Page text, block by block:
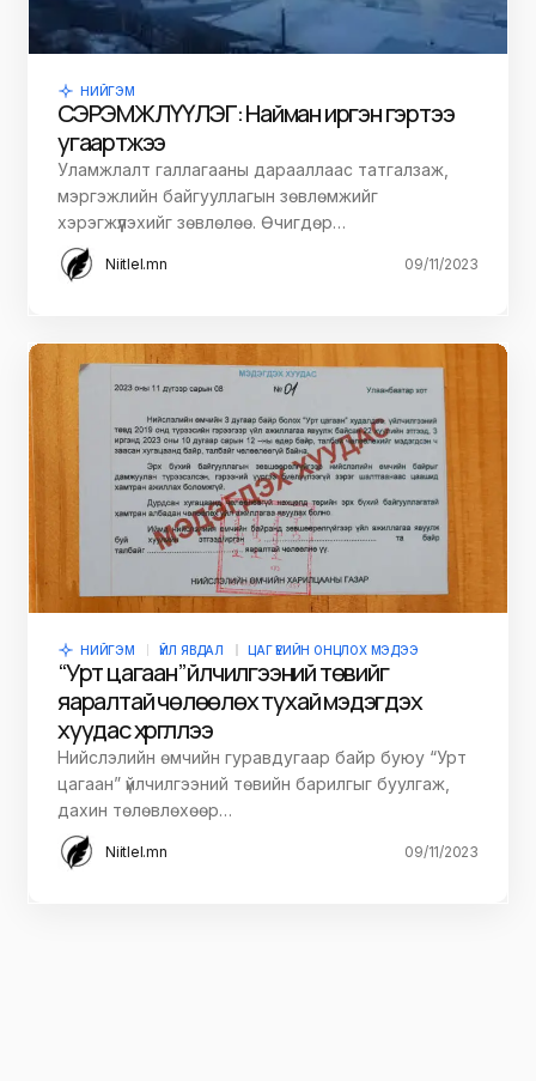
НИЙГЭМ
СЭРЭМЖЛҮҮЛЭГ: Найман иргэн гэртээ
угаартжээ
Уламжлалт галлагааны дарааллаас татгалзаж,
мэргэжлийн байгууллагын зөвлөмжийг
хэрэгжүүлэхийг зөвлөлөө. Өчигдөр…
Niitlel.mn 09/11/2023
НИЙГЭМ ҮЙЛ ЯВДАЛ ЦАГ ҮЕИЙН ОНЦЛОХ МЭДЭЭ
“Урт цагаан” үйлчилгээний төвийг
яаралтай чөлөөлөх тухай мэдэгдэх
хуудас хүргүүллээ
Нийслэлийн өмчийн гуравдугаар байр буюу “Урт
цагаан” үйлчилгээний төвийн барилгыг буулгаж,
дахин төлөвлөхөөр…
Niitlel.mn 09/11/2023